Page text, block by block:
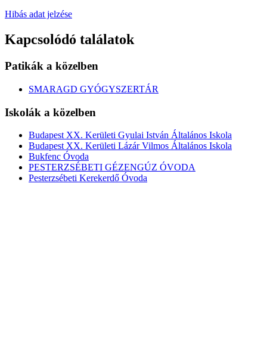
Hibás adat jelzése
Kapcsolódó találatok
Patikák a közelben
SMARAGD GYÓGYSZERTÁR
Iskolák a közelben
Budapest XX. Kerületi Gyulai István Általános Iskola
Budapest XX. Kerületi Lázár Vilmos Általános Iskola
Bukfenc Óvoda
PESTERZSÉBETI GÉZENGÚZ ÓVODA
Pesterzsébeti Kerekerdő Óvoda